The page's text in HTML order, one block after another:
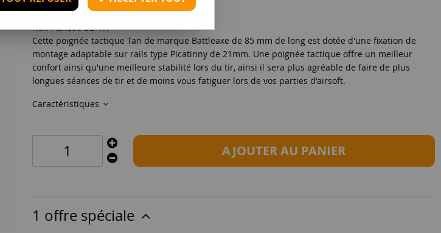
Réf. :GR006-3D TN
Cette poignée tactique Tan de marque Battleaxe de 85 mm de long est dotée d'une fixation de
montage adaptable sur rails type Picatinny de 21mm. Une poignée tactique offre un meilleur
confort ainsi qu'une meilleure stabilité lors du tir, ainsi il sera plus agréable de faire de plus
longues séances de tir et de moins vous fatiguer lors de vos parties d'airsoft.
Caractéristiques
AJOUTER AU PANIER
1 offre spéciale